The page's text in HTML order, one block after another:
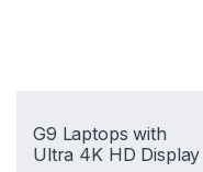
G9 Laptops with
Ultra 4K HD Display